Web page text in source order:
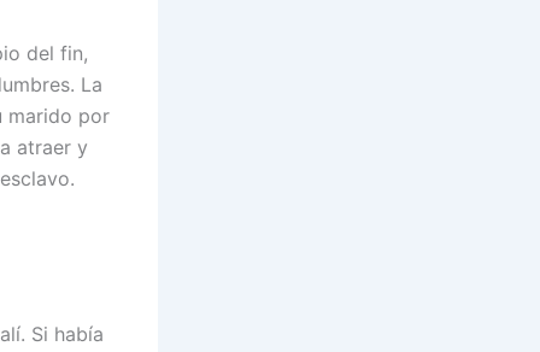
del fin,
La
marido por
atraer y
Si había